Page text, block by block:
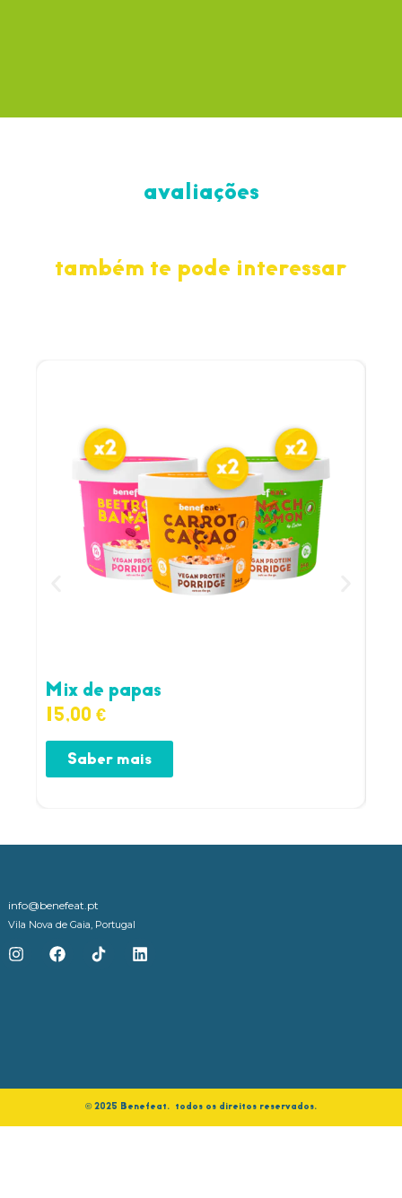
avaliações
também te pode interessar
Mix de papas
15,00 €
Saber mais
info@benefeat.pt
Vila Nova de Gaia, Portugal
©️ 2025 Benefeat. todos os direitos reservados.